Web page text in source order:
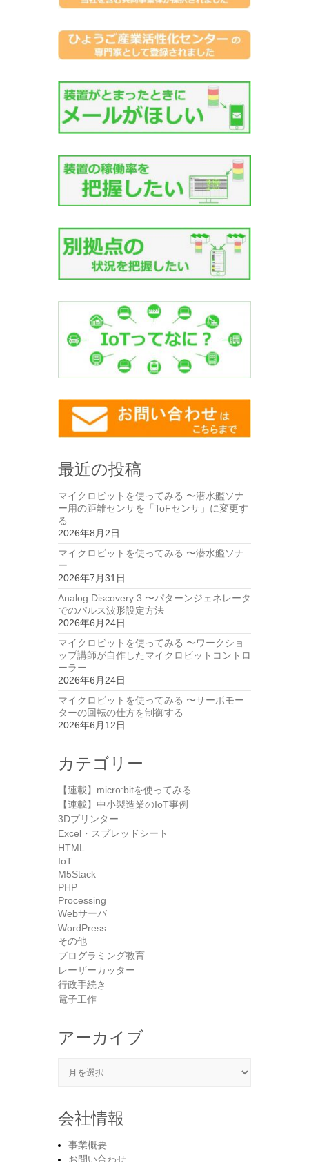
最近の投稿
マイクロビットを使ってみる 〜潜水艦ソナ
ー用の距離センサを「ToFセンサ」に変更す
る
2026年8月2日
マイクロビットを使ってみる 〜潜水艦ソナ
ー
2026年7月31日
Analog Discovery 3 〜パターンジェネレータ
でのパルス波形設定方法
2026年6月24日
マイクロビットを使ってみる 〜ワークショ
ップ講師が自作したマイクロビットコントロ
ーラー
2026年6月24日
マイクロビットを使ってみる 〜サーボモー
ターの回転の仕方を制御する
2026年6月12日
カテゴリー
【連載】micro:bitを使ってみる
【連載】中小製造業のIoT事例
3Dプリンター
Excel・スプレッドシート
HTML
IoT
M5Stack
PHP
Processing
Webサーバ
WordPress
その他
プログラミング教育
レーザーカッター
行政手続き
電子工作
アーカイブ
会社情報
事業概要
お問い合わせ